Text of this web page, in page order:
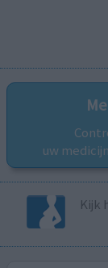
uw
Kijk